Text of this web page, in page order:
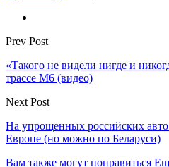
Prev Post
«Такого не видели нигде и
трассе М6 (видео)
Next Post
На упрощенных российских авто
Европе (но можно по Беларуси)
Вам также могут понравиться